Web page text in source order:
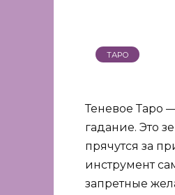
ТАРО
Теневое Таро
гадание. Это
прячутся за
инструмент
запретные